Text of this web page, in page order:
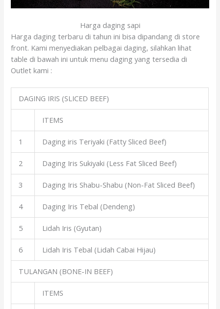
Harga daging sapi
Harga daging terbaru di tahun ini bisa dipandang di store
front. Kami menyediakan pelbagai daging, silahkan lihat
table di bawah ini untuk menu daging yang tersedia di
Outlet kami :
DAGING IRIS (SLICED BEEF)
ITEMS
1 Daging iris Teriyaki (Fatty Sliced Beef)
2 Daging Iris Sukiyaki (Less Fat Sliced Beef)
3 Daging Iris Shabu-Shabu (Non-Fat Sliced Beef)
4 Daging Iris Tebal (Dendeng)
5 Lidah Iris (Gyutan)
6 Lidah Iris Tebal (Lidah Cabai Hijau)
TULANGAN (BONE-IN BEEF)
ITEMS